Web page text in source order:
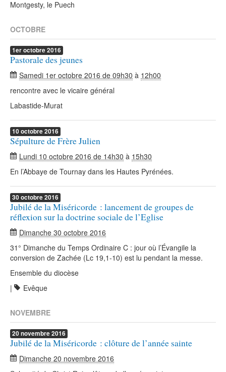
Montgesty, le Puech
OCTOBRE
1eroctobre2016
Pastorale des jeunes
Samedi 1er octobre 2016 de 09h30 à 12h00
rencontre avec le vicaire général
Labastide-Murat
10 octobre2016
Sépulture de Frère Julien
Lundi 10 octobre 2016 de 14h30 à 15h30
En l’Abbaye de Tournay dans les Hautes Pyrénées.
30 octobre2016
Jubilé de la Miséricorde : lancement de groupes de
réflexion sur la doctrine sociale de l’Eglise
Dimanche 30 octobre 2016
31° Dimanche du Temps Ordinaire C : jour où l’Évangile la
conversion de Zachée (Lc 19,1-10) est lu pendant la messe.
Ensemble du diocèse
|
Evêque
NOVEMBRE
20 novembre2016
Jubilé de la Miséricorde : clôture de l’année sainte
Dimanche 20 novembre 2016